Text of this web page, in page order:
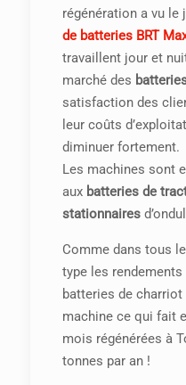
régénération a vu le
de batteries BRT
travaillent jour et
marché des
satisfaction des
leur coûts
diminuer fortement.
Les machines sont
aux batteries de
stationnaires
Comme dans tous
type les rendements
batteries de
machine ce qui fait
mois régénérées à
tonnes par an !